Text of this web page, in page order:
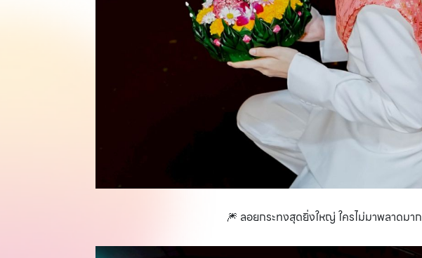
🎆 ลอยกระทงสุดยิ่งใหญ่ ใครไม่มาพลาดมาก